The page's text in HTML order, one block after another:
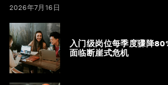
2026年7月16日
入门级岗位每季度骤降
面临断崖式危机